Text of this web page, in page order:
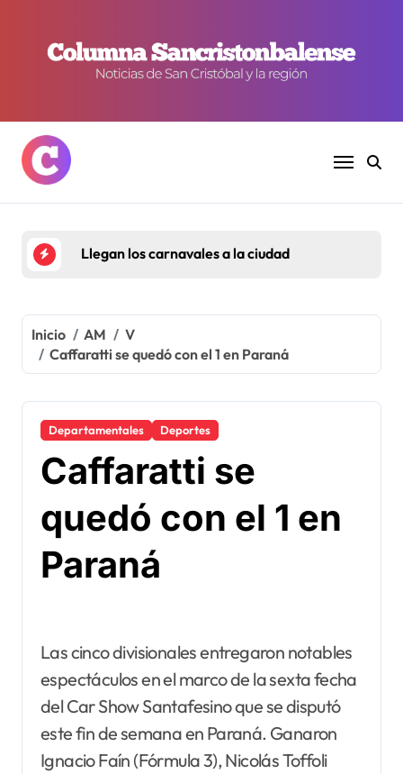
contenido
Llegan los carnavales a la ciudad
Inicio AM
V
Caffaratti se quedó con el 1 en Paraná
Departamentales Deportes
Caffaratti se
quedó con el 1 en
Paraná
Las cinco divisionales entregaron notables
espectáculos en el marco de la sexta fecha
del Car Show Santafesino que se disputó
este fin de semana en Paraná. Ganaron
Ignacio Faín (Fórmula 3), Nicolás Toffoli